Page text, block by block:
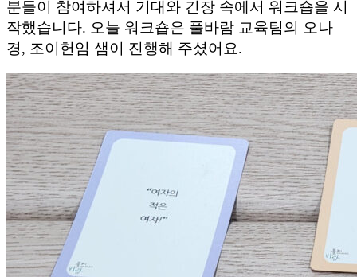
분들이 참여하셔서 기대와 긴장 속에서 워크숍을 시
작했습니다. 오늘 워크숍은 풀바람 교육팀의 오나
경, 조이헌임 샘이 진행해 주셨어요.